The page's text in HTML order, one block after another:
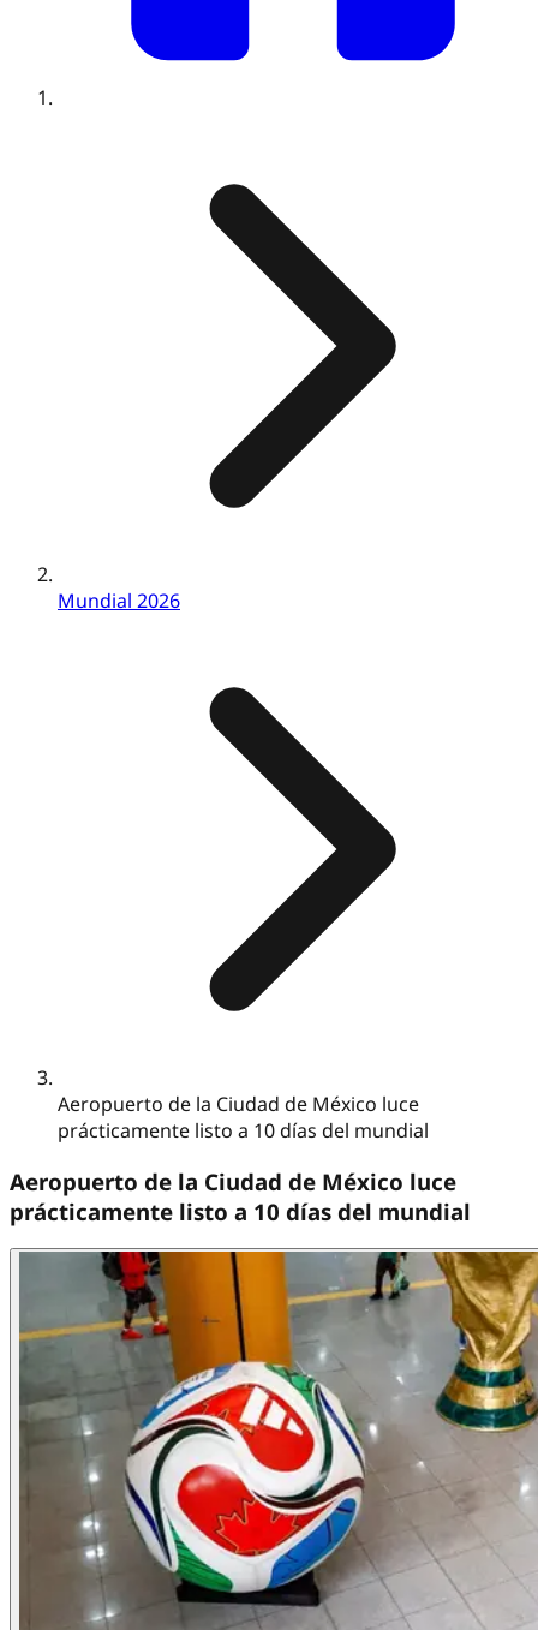
Mundial 2026
Aeropuerto de la Ciudad de México luce
prácticamente listo a 10 días del mundial
Aeropuerto de la Ciudad de México luce
prácticamente listo a 10 días del mundial